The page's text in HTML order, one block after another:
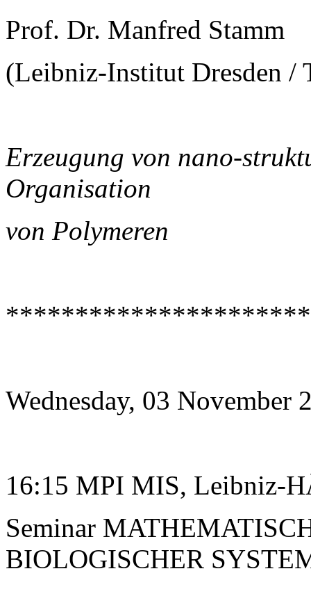
Prof. Dr. Manfred Stamm
(Leibniz-Institut Dresden /
Erzeugung von nano-
Organisation
von Polymeren
Wednesday, 03 November
16:15 MPI MIS, Leibniz-
Seminar
BIOLOGISCHER